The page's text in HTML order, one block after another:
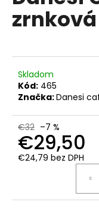
z
zrnková
Skladom
Kód: 465
Značka:Danesi
€32 –7 %
€29,50
€24,79 bez DPH
a
m
LAVAZZA
CREMA
&
MLETÁ
KÁVA
250
G
€4,90